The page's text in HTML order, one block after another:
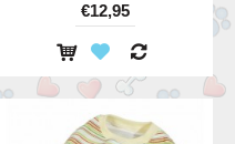
€12,95